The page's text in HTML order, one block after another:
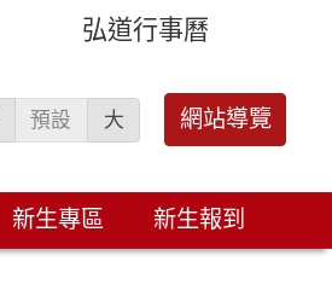
弘道行事曆
預設 大 網站導覽
新生專區 新生報到